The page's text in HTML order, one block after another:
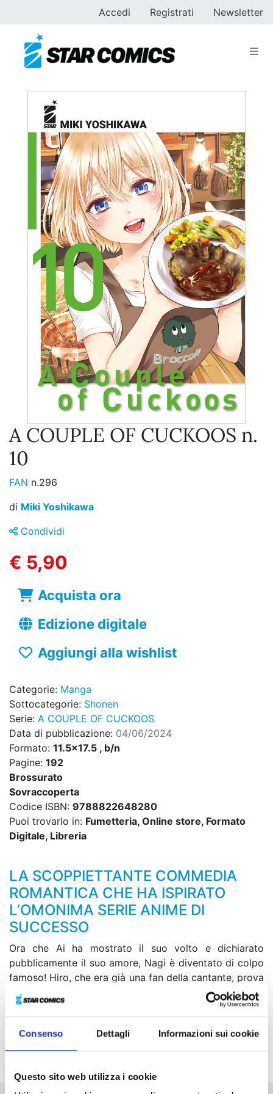
Consenso Dettagli Informazioni sui cookie
Questo sito web utilizza i cookie
Accedi Registrati Newsletter
A COUPLE OF CUCKOOS n.
10
FAN n.296
di Miki Yoshikawa
Condividi
€ 5,90
Acquista ora
Edizione digitale
Aggiungi alla wishlist
Categorie: Manga
Sottocategorie: Shonen
Serie: A COUPLE OF CUCKOOS
Data di pubblicazione: 04/06/2024
Formato: 11.5x17.5 , b/n
Pagine: 192
Brossurato
Sovraccoperta
Codice ISBN: 9788822648280
Puoi trovarlo in: Fumetteria, Online store, Formato
Digitale, Libreria
LA SCOPPIETTANTE COMMEDIA
ROMANTICA CHE HA ISPIRATO
L’OMONIMA SERIE ANIME DI
SUCCESSO
Ora che Ai ha mostrato il suo volto e dichiarato
pubblicamente il suo amore, Nagi è diventato di colpo
famoso! Hiro, che era già una fan della cantante, prova
emozioni contrastanti e sente il bisogno di parlare con
Nagi. Al termine delle lezioni i due restano soli e...
ragazzo si nasconde in un hotel con Erika. Cosa
succederà tra i due?!